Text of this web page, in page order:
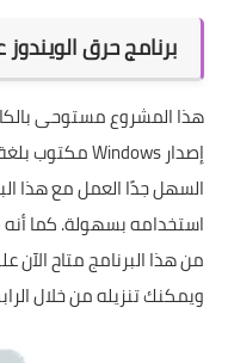
برنامج حرق
هذا المشروع مستوحى
السهل جدًا العمل مع هذا
استخدامه بسهولة. كما أنه
من هذا البرنامج متاح الآن
ويمكنك تنزيله من خلال